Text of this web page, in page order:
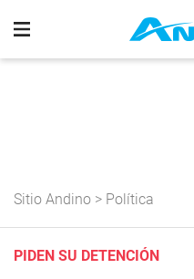
Sitio Andino > Política
PIDEN SU DETENCIÓN